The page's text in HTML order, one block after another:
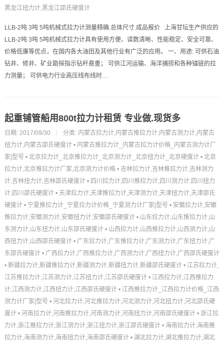
黑龙江扭力计,黑龙江邵氏硬度计
LLB-2吨 3吨 5吨机械式拉力计测量精确.总体尺寸.成品报价 上海甘坛生产供应的
LLB-2吨 3吨 5吨机械式拉力计具有使用方便、读数清晰、性能稳定、安全可靠、
价格低廉等优点，在国内各大油田及其他行业有广泛的应用。 一、用途: 可供石油
钻井、修井、矿业勘探指示钻杆悬重； 可供江河运输、海洋捕捞和各种锚链的拉
力测量； 可供电力行业高压线布线时…
起重铺管船用800t拉力计租赁 专业做.现货多
日期: 2017/09/30 | 分类: 内蒙古拉力计,内蒙古推拉力计,内蒙古测力计,内蒙古
扭力计,内蒙古邵氏硬度计• 内蒙古推拉力计_内蒙古拉力计价格_内蒙古测力计厂
家|型号 • 北京拉力计_北京推拉力计_北京测力计_北京扭力计_北京硬度计• 北京
拉力计,北京推拉力计厂家,北京测力计价格• 吉林拉力计,吉林推拉力计,吉林测力
计,吉林扭力计,吉林邵氏硬度计• 四川拉力计,四川推拉力计,四川测力计,四川扭力
计,四川邵氏硬度计• 天津拉力计,天津推拉力计,天津测力计,天津扭力计,天津邵氏
硬度计• 宁夏推拉力计_宁夏拉力计价格_宁夏测力计厂家|型号 • 安徽拉力计,安徽
推拉力计,安徽测力计,安徽扭力计,安徽邵氏硬度计• 山东拉力计,山东推拉力计,山
东测力计,山东扭力计,山东邵氏硬度计• 山西拉力计,山西推拉力计,山西测力计,山
西扭力计,山西邵氏硬度计• 广东拉力计,广东推拉力计,广东测力计,广东扭力计,广
东邵氏硬度计• 广西拉力计,广西推拉力计,广西测力计,广西扭力计,广西邵氏硬度计
• 新疆拉力计,新疆推拉力计,新疆测力计,新疆扭力计,新疆邵氏硬度计• 江苏拉力计,
江苏推拉力计,江苏测力计,江苏扭力计,江苏邵氏硬度计• 江西拉力计,江西推拉力
计,江西测力计,江西扭力计,江西邵氏硬度计• 江西推拉力计_江西拉力计价格_江西
测力计厂家|型号 • 河北拉力计,河北推拉力计,河北测力计,河北扭力计,河北邵氏硬
度计• 河南拉力计,河南推拉力计,河南测力计,河南扭力计,河南邵氏硬度计• 浙江拉
力计,浙江推拉力计,浙江测力计,浙江扭力计,浙江邵氏硬度计• 海南拉力计,海南推
拉力计,海南测力计,海南扭力计,海南邵氏硬度计• 湖北拉力计,湖北推拉力计,湖北